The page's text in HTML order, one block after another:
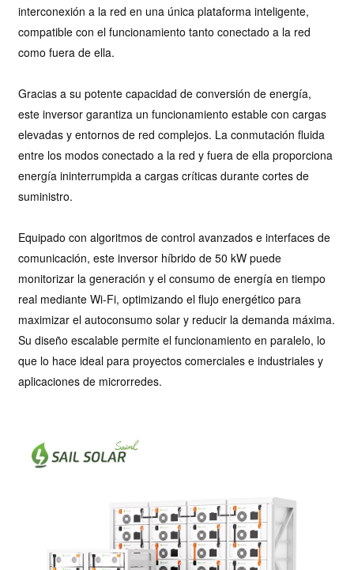
interconexión a la red en una única plataforma inteligente,
compatible con el funcionamiento tanto conectado a la red
como fuera de ella.
Gracias a su potente capacidad de conversión de energía,
este inversor garantiza un funcionamiento estable con cargas
elevadas y entornos de red complejos. La conmutación fluida
entre los modos conectado a la red y fuera de ella proporciona
energía ininterrumpida a cargas críticas durante cortes de
suministro.
Equipado con algoritmos de control avanzados e interfaces de
comunicación, este inversor híbrido de 50 kW puede
monitorizar la generación y el consumo de energía en tiempo
real mediante Wi-Fi, optimizando el flujo energético para
maximizar el autoconsumo solar y reducir la demanda máxima.
Su diseño escalable permite el funcionamiento en paralelo, lo
que lo hace ideal para proyectos comerciales e industriales y
aplicaciones de microrredes.